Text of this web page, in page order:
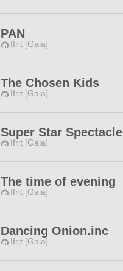
PAN
Ifrit [Gaia]
The Chosen Kids
Ifrit [Gaia]
Super Star Spectacle
Ifrit [Gaia]
The time of evening
Ifrit [Gaia]
Dancing Onion.inc
Ifrit [Gaia]